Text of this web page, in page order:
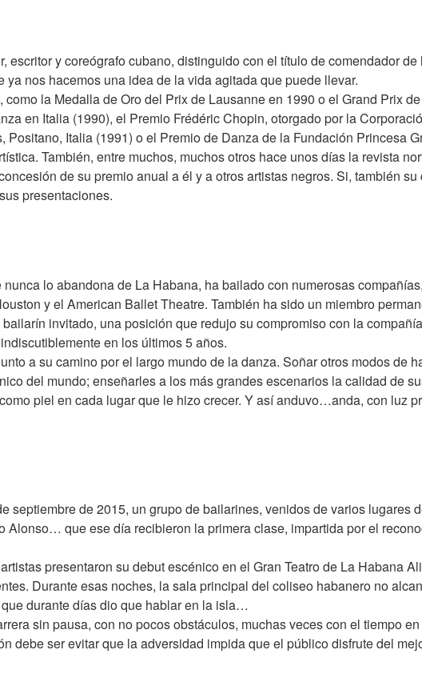
escritor y coreógrafo cubano, distinguido con el título de comendador
nos hacemos una idea de la vida agitada que puede llevar.
la Medalla de Oro del Prix de Lausanne en 1990 o el Grand Prix
en Italia (1990), el Premio Frédéric Chopin, otorgado por la
Italia (1991) o el Premio de Danza de la Fundación Princesa
También, entre muchos, muchos otros hace unos días la revista
de su premio anual a él y a otros artistas negros. Si, también
presentaciones.
lo abandona de La Habana, ha bailado con numerosas
y el American Ballet Theatre. También ha sido un miembro
invitado, una posición que redujo su compromiso con la
en los últimos 5 años.
a su camino por el largo mundo de la danza. Soñar otros modos de
del mundo; enseñarles a los más grandes escenarios la calidad de
piel en cada lugar que le hizo crecer. Y así anduvo…anda, con luz
septiembre de 2015, un grupo de bailarines, venidos de varios lugares
que ese día recibieron la primera clase, impartida por el
presentaron su debut escénico en el Gran Teatro de La Habana
Durante esas noches, la sala principal del coliseo habanero no
durante días dio que hablar en la isla…
sin pausa, con no pocos obstáculos, muchas veces con el tiempo
debe ser evitar que la adversidad impida que el público disfrute del